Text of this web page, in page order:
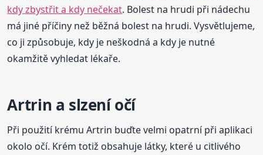
kdy zbystřit a kdy nečekat. Bolest na hrudi při nádechu
má jiné příčiny než běžná bolest na hrudi. Vysvětlujeme,
co ji způsobuje, kdy je neškodná a kdy je nutné
okamžitě vyhledat lékaře.
Artrin a slzení očí
Při použití krému Artrin buďte velmi opatrní při aplikaci
okolo očí. Krém totiž obsahuje látky, které u citlivého